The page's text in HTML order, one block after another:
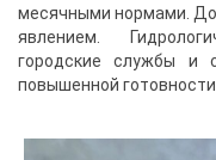
месячными нормами.
явлением.
городские службы и
повышенной готовности.